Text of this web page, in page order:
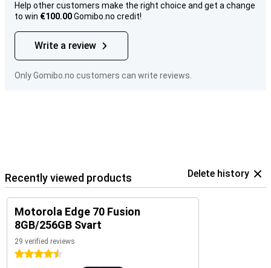
Help other customers make the right choice and get a change
to win €100.00Gomibo.no credit!
Write a review
Only Gomibo.no customers can write reviews.
Recently viewed products Delete history
Motorola Edge 70 Fusion
8GB/256GB Svart
29 verified reviews
4.5 stars